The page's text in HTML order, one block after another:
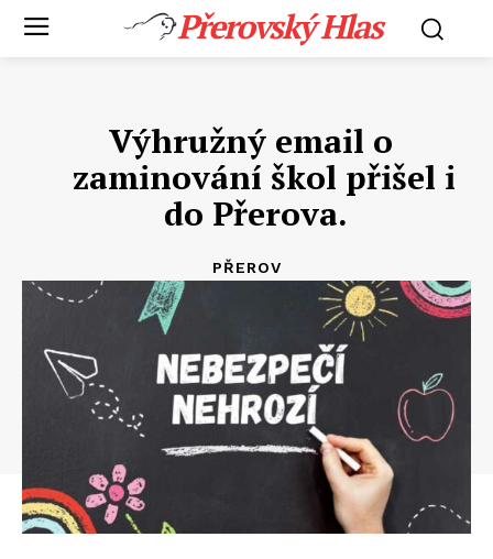
Přerovský Hlas
Výhružný email o
zaminování škol přišel i
do Přerova.
PŘEROV